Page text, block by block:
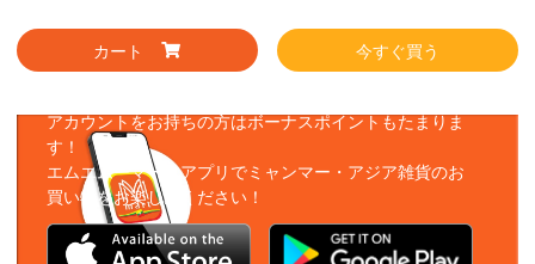
カート 今すぐ買う
アカウントをお持ちの方はボーナスポイントもたまりま
す！
エムエムーマートアプリでミャンマー・アジア雑貨のお
買い物をお楽しみください！